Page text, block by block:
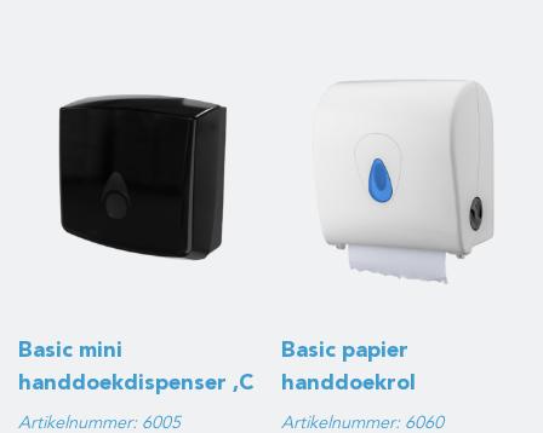
Basic mini
handdoekdispenser ,C
en Z Vouw, zwart
Artikelnummer: 6005
Basic papier
handdoekrol
dispenser, wit
Artikelnummer: 6060